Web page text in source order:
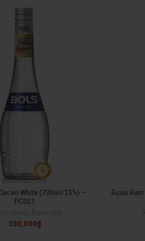
White (700ml/25%) –
PC021
330,000₫
Rượu